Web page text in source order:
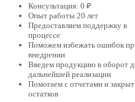
Консультация: 0 ₽
Опыт работы 20 лет
Предоставляем поддержку в
процессе
Поможем избежать ошибок
внедрении
Введем продукцию в оборот
дальнейшей реализации
Помогаем с отчетами и
остатков